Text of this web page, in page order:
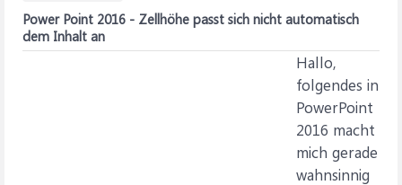
Power Point 2016 - Zellhöhe passt sich nicht automatisch
dem Inhalt an
Hallo,
folgendes in
PowerPoint
2016 macht
mich gerade
wahnsinnig